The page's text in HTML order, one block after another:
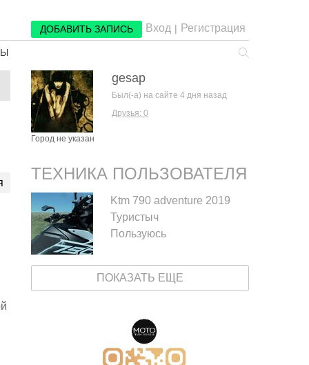
ДОБАВИТЬ ЗАПИСЬ Вход | Регистрация
Город не указан
gesap
Был(-а) на сайте 4 дня назад
Друзья: 0
ТЕХНИКА ПОЛЬЗОВАТЕЛЯ
Ktm 790 adventure 2019
Туристыч
Пользуюсь
ПОКАЗАТЬ ЕЩЕ